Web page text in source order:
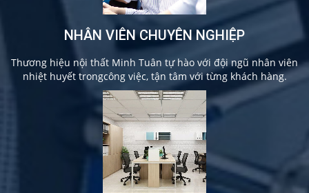
NHÂN VIÊN CHUYÊN NGHIỆP
Thương hiệu nội thất Minh Tuân tự hào với đội ngũ nhân viên
nhiệt huyết trongcông việc, tận tâm với từng khách hàng.